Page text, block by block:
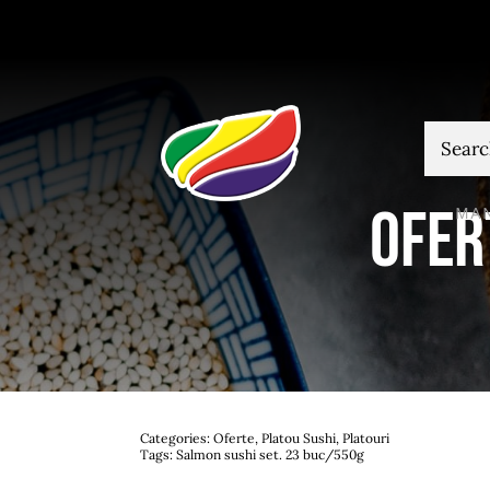
Categories:Oferte,Platou Sushi,Platouri
Tags:Salmon sushi set. 23 buc/550g